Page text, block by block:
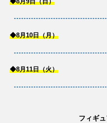
◆8月10日（月）
◆8月11日（火）
フィギ